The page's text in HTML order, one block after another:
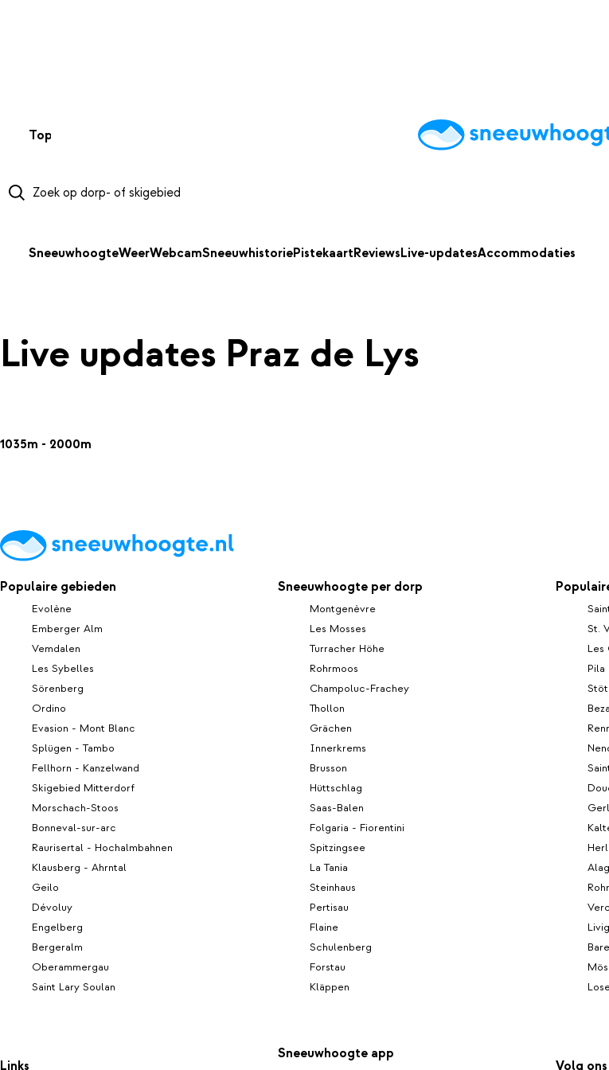
Top 50 AccommodatiesTipsReviewsLive
SneeuwhoogteWeerWebcamSneeuwhistoriePistekaartReviewsLive-updatesAccommodaties
Live updates Praz de Lys
1035m - 2000m
Populaire gebieden
Evolène
Emberger Alm
Vemdalen
Les Sybelles
Sörenberg
Ordino
Evasion - Mont Blanc
Splügen - Tambo
Fellhorn - Kanzelwand
Skigebied Mitterdorf
Morschach-Stoos
Bonneval-sur-arc
Raurisertal - Hochalmbahnen
Klausberg - Ahrntal
Geilo
Dévoluy
Engelberg
Bergeralm
Oberammergau
Saint Lary Soulan
Sneeuwhoogte per dorp
Montgenèvre
Les Mosses
Turracher Höhe
Rohrmoos
Champoluc-Frachey
Thollon
Grächen
Innerkrems
Brusson
Hüttschlag
Saas-Balen
Folgaria - Fiorentini
Spitzingsee
La Tania
Steinhaus
Pertisau
Flaine
Schulenberg
Forstau
Kläppen
St.
Les
Pila
Links
Sneeuwhoogte app
Volg